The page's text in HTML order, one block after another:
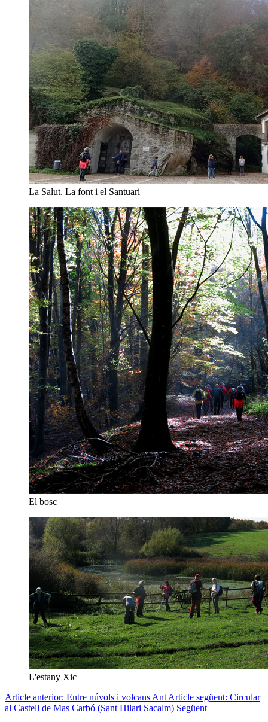
La Salut. La font i el Santuari
El bosc
L'estany Xic
Article anterior: Entre núvols i volcans Ant Article següent: Circular
al Castell de Mas Carbó (Sant Hilari Sacalm) Següent